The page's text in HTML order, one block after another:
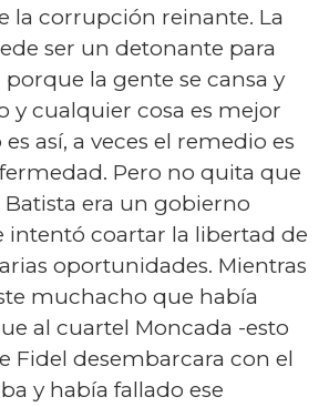
la corrupción reinante. La
ser un detonante para
la gente se cansa y
y cualquier cosa es mejor
es así, a veces el remedio es
Pero no quita que
era un gobierno
intentó coartar la libertad de
oportunidades. Mientras
muchacho que había
al cuartel Moncada -esto
Fidel desembarcara con el
y había fallado ese